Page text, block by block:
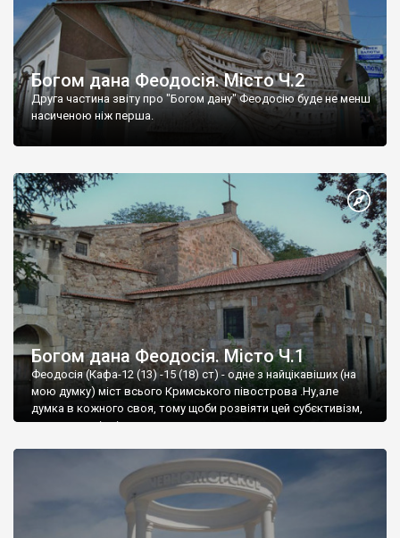
Богом дана Феодосія. Місто Ч.2
Друга частина звіту про "Богом дану" Феодосію буде не менш
насиченою ніж перша.
Богом дана Феодосія. Місто Ч.1
Феодосія (Кафа-12 (13) -15 (18) ст) - одне з найцікавіших (на
мою думку) міст всього Кримського півострова .Ну,але
думка в кожного своя, тому щоби розвіяти цей субєктивізм,
запрошую відвідати це